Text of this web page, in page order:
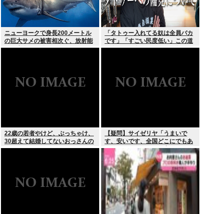
ニューヨークで身長200メートル
の巨大サメの被害相次ぐ、放射能
で巨大化した恐れ、Yahooニュー
「タトゥー入れてる奴は全員バカ
です」「すごい民度低い」この道
23年の彫り師YouTuberの動画が
22歳の若者やけど、ぶっちゃけ、
30超えて結婚してないおっさんの
こと見下してる
【疑問】サイゼリヤ「うまいで
す、安いです、全国どこにでもあ
ります」←こいつの弱点